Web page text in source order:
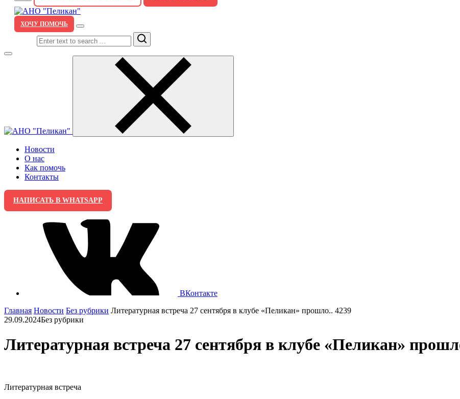
ХОЧУ ПОМОЧЬ
Search
Новости
О нас
Как помочь
Контакты
НАПИСАТЬ В WHATSAPP
ВКонтакте
Главная Новости Без рубрики Литературная встреча 27 сентября в клубе «Пеликан» прошло.. 4239
29.09.2024Без рубрики
Литературная встреча 27 сентября в клубе «Пеликан»
Литературная встреча